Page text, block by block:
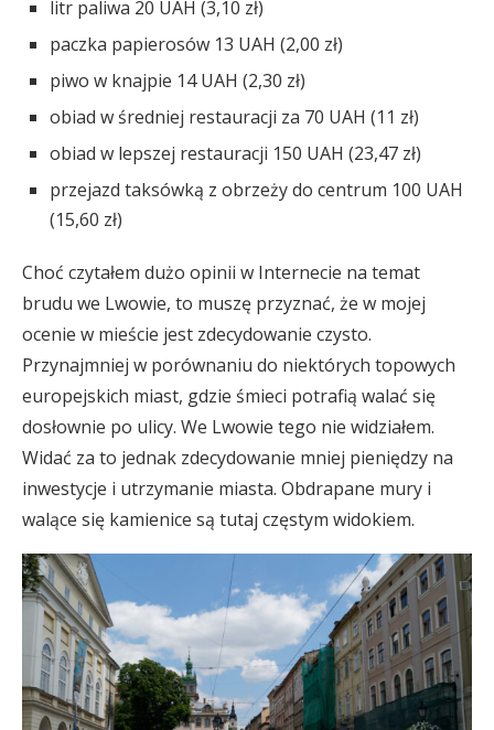
litr paliwa 20 UAH (3,10 zł)
paczka papierosów 13 UAH (2,00 zł)
piwo w knajpie 14 UAH (2,30 zł)
obiad w średniej restauracji za 70 UAH (11 zł)
obiad w lepszej restauracji 150 UAH (23,47 zł)
przejazd taksówką z obrzeży do centrum 100 UAH
(15,60 zł)
Choć czytałem dużo opinii w Internecie na temat
brudu we Lwowie, to muszę przyznać, że w mojej
ocenie w mieście jest zdecydowanie czysto.
Przynajmniej w porównaniu do niektórych topowych
europejskich miast, gdzie śmieci potrafią walać się
dosłownie po ulicy. We Lwowie tego nie widziałem.
Widać za to jednak zdecydowanie mniej pieniędzy na
inwestycje i utrzymanie miasta. Obdrapane mury i
walące się kamienice są tutaj częstym widokiem.